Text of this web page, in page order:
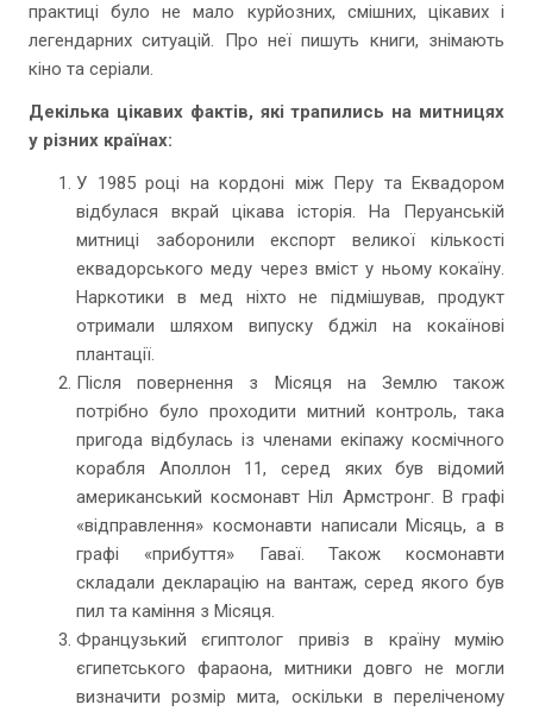
практиці було не мало курйозних, смішних, цікавих і
легендарних ситуацій. Про неї пишуть книги, знімають
кіно та серіали.
Декілька цікавих фактів, які трапились на митницях
у різних країнах:
У 1985 році на кордоні між Перу та Еквадором
відбулася вкрай цікава історія. На Перуанській
митниці заборонили експорт великої кількості
еквадорського меду через вміст у ньому кокаїну.
Наркотики в мед ніхто не підмішував, продукт
отримали шляхом випуску бджіл на кокаїнові
плантації.
Після повернення з Місяця на Землю також
потрібно було проходити митний контроль, така
пригода відбулась із членами екіпажу космічного
корабля Аполлон 11, серед яких був відомий
американський космонавт Ніл Армстронг. В графі
«відправлення» космонавти написали Місяць, а в
графі «прибуття» Гаваї. Також космонавти
складали декларацію на вантаж, серед якого був
пил та каміння з Місяця.
Французький єгиптолог привіз в країну мумію
єгипетського фараона, митники довго не могли
визначити розмір мита, оскільки в переліченому